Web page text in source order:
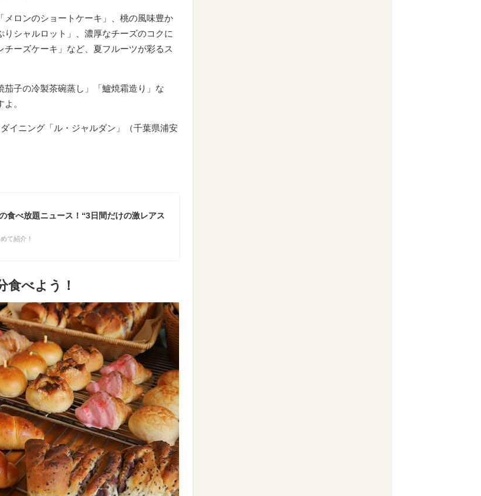
ロンのショートケーキ」、桃の風味豊か
シャルロット」、濃厚なチーズのコクに
ーズケーキ」など、夏フルーツが彩るス
子の冷製茶碗蒸し」「鱸焼霜造り」な
。
イニング「ル・ジャルダン」（千葉県浦安
食べ放題ニュース！“3日間だけの激レアス
て紹介！
食べよう！